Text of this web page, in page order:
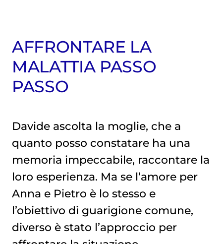
AFFRONTARE LA
MALATTIA PASSO
PASSO
Davide ascolta la moglie, che a
quanto posso constatare ha una
memoria impeccabile, raccontare la
loro esperienza. Ma se l’amore per
Anna e Pietro è lo stesso e
l’obiettivo di guarigione comune,
diverso è stato l’approccio per